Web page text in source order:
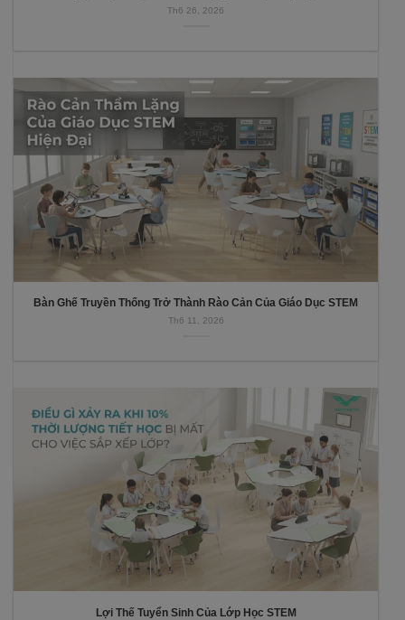
Th6 26, 2026
Bàn Ghế Truyền Thống Trở Thành Rào Cản Của Giáo Dục STEM
Th6 11, 2026
Lợi Thế Tuyển Sinh Của Lớp Học STEM